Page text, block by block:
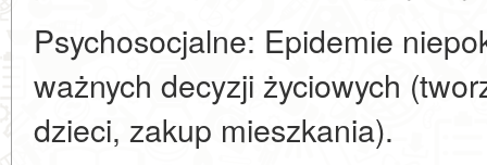
Psychosocjalne: Epidemie
ważnych decyzji życiowych
dzieci, zakup mieszkania).